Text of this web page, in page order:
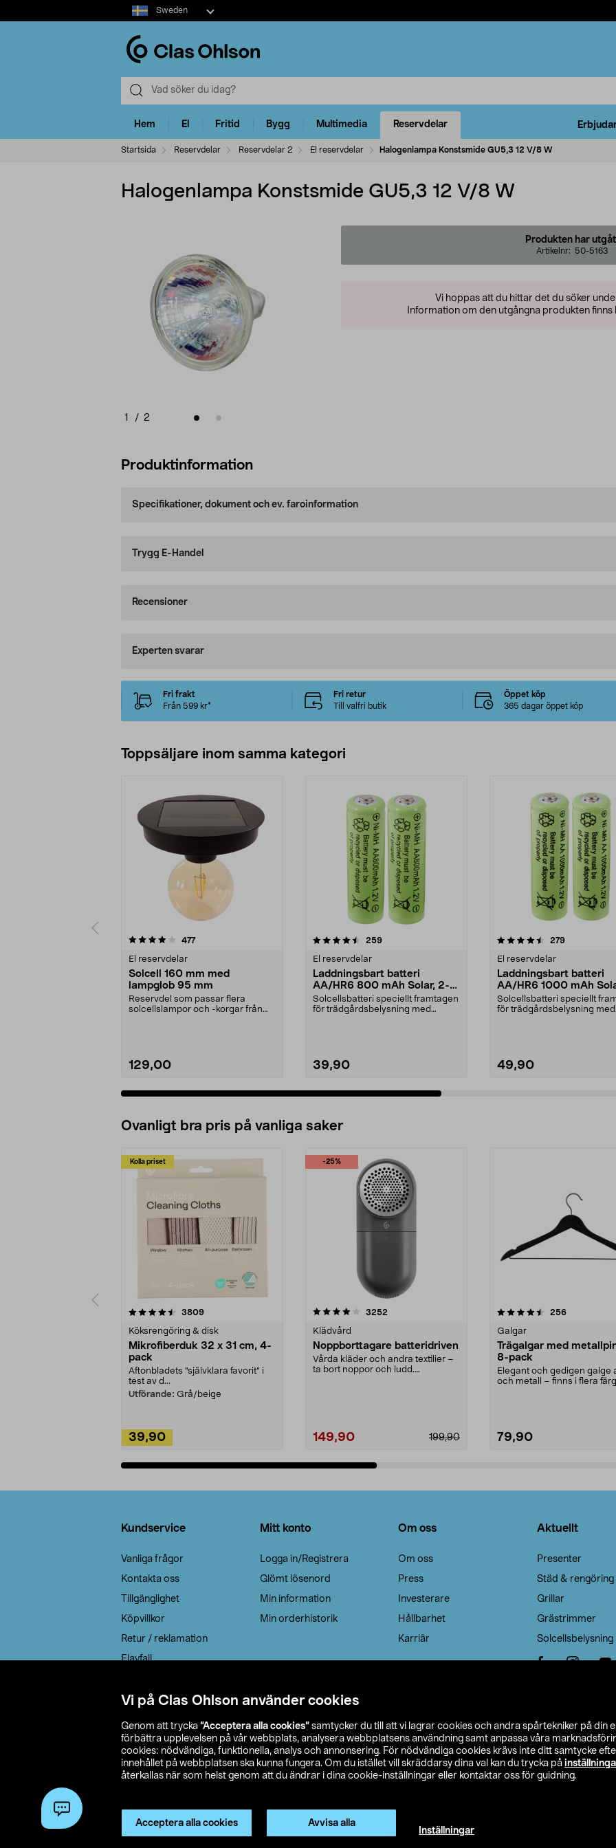
Vi på Clas Ohlson använder cookies
Genom att trycka ”Acceptera alla cookies” samtycker du till att vi lagrar cookies och andra spårtekniker på din
förbättra upplevelsen på vår webbplats, analysera webbplatsens användning samt anpassa våra
cookies: nödvändiga, funktionella, analys och annonsering. För nödvändiga cookies krävs inte ditt samtycke
innehållet på webbplatsen ska kunna fungera. Om du istället vill skräddarsy dina val kan du trycka på
återkallas när som helst genom att du ändrar i dina cookie-inställningar eller kontaktar oss för guidning.
Acceptera alla cookies Avvisa alla
Inställningar
Select
market
Sweden
Hem El Fritid Bygg Multimedia Reservdelar
Startsida Reservdelar Reservdelar 2 El reservdelar Halogenlampa Konstsmide GU5,3 12 V/8 W
Halogenlampa Konstsmide GU5,3 12 V/8 W
1 / 2
Produkten har
Artikelnr: 50-5163
Vi hoppas att du hittar det du söker
Information om den utgångna produkten finns
Produktinformation
Specifikationer, dokument och ev. faroinformation
Trygg E-Handel
Recensioner
Experten svarar
Fri frakt
Från 599 kr*
Fri retur
Till valfri butik
Öppet köp
365 dagar öppet köp
Toppsäljare inom samma kategori
477recensioner
El reservdelar
Solcell 160 mm med
lampglob 95 mm
Reservdel som passar flera
solcellslampor och -korgar från
129,00
4.5 av 5 stjärnor 259recensioner
El reservdelar
Laddningsbart batteri
AA/HR6 800 mAh Solar, 2-
pack
Solcellsbatteri speciellt framtagen
för trädgårdsbelysning med
39,90
4.5 av 5 stjärnor 279recensioner
El reservdelar
Laddningsbart batteri
AA/HR6 1000 mAh
pack
Solcellsbatteri speciellt
för trädgårdsbelysning med
49,90
4.5 av 5 stjärnor
Ovanligt bra pris på vanliga saker
Kolla priset
3809recensioner
Köksrengöring & disk
Mikrofiberduk 32 x 31 cm, 4-
pack
Aftonbladets "självklara favorit” i
test av d...
Utförande: Grå/beige
39,90
-25%
4.0av 5 stjärnor 3252
Klädvård
Noppborttagare batteridriven
Vårda kläder och andra textilier –
ta bort noppor och ludd.
199,90
149,90
4.5av 5 stjärnor 256recensioner
Galgar
Trägalgar med
8-pack
Elegant och gedigen galge
och metall – finns i flera
79,90
4.0av 5 stjärnor
Kundservice
Vanliga frågor
Kontakta oss
Tillgänglighet
Köpvillkor
Retur / reklamation
Elavfall
Leveransalternativ
Mitt konto
Logga in/Registrera
Glömt lösenord
Min information
Min orderhistorik
Om oss
Om oss
Press
Investerare
Hållbarhet
Karriär
Aktuellt
Presenter
Städ & rengöring
Grillar
Grästrimmer
Solcellsbelysning